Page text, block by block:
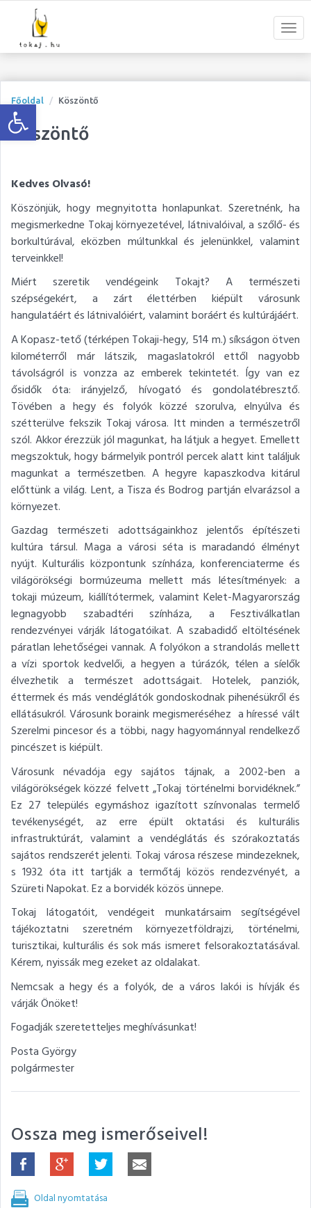
Open toolbar
Főoldal Köszöntő
Köszöntő
Kedves Olvasó!
Köszönjük, hogy megnyitotta honlapunkat. Szeretnénk, ha
megismerkedne Tokaj környezetével, látnivalóival, a szőlő- és
borkultúrával, eközben múltunkkal és jelenünkkel, valamint
terveinkkel!
Miért szeretik vendégeink Tokajt? A természeti
szépségekért, a zárt élettérben kiépült városunk
hangulatáért és látnivalóiért, valamint boráért és kultúrájáért.
A Kopasz-tető (térképen Tokaji-hegy, 514 m.) síkságon ötven
kilométerről már látszik, magaslatokról ettől nagyobb
távolságról is vonzza az emberek tekintetét. Így van ez
ősidők óta: irányjelző, hívogató és gondolatébresztő.
Tövében a hegy és folyók közzé szorulva, elnyúlva és
szétterülve fekszik Tokaj városa. Itt minden a természetről
szól. Akkor érezzük jól magunkat, ha látjuk a hegyet. Emellett
megszoktuk, hogy bármelyik pontról percek alatt kint találjuk
magunkat a természetben. A hegyre kapaszkodva kitárul
előttünk a világ. Lent, a Tisza és Bodrog partján elvarázsol a
környezet.
Gazdag természeti adottságainkhoz jelentős építészeti
kultúra társul. Maga a városi séta is maradandó élményt
nyújt. Kulturális központunk színháza, konferenciaterme és
világörökségi bormúzeuma mellett más létesítmények: a
tokaji múzeum, kiállítótermek, valamint Kelet-Magyarország
legnagyobb szabadtéri színháza, a Fesztiválkatlan
rendezvényei várják látogatóikat. A szabadidő eltöltésének
páratlan lehetőségei vannak. A folyókon a strandolás mellett
a vízi sportok kedvelői, a hegyen a túrázók, télen a síelők
élvezhetik a természet adottságait. Hotelek, panziók,
éttermek és más vendéglátók gondoskodnak pihenésükről és
ellátásukról. Városunk boraink megismeréséhez a híressé vált
Szerelmi pincesor és a többi, nagy hagyománnyal rendelkező
pincészet is kiépült.
Városunk névadója egy sajátos tájnak, a 2002-ben a
világörökségek közzé felvett „Tokaj történelmi borvidéknek.”
Ez 27 település egymáshoz igazított színvonalas termelő
tevékenységét, az erre épült oktatási és kulturális
infrastruktúrát, valamint a vendéglátás és szórakoztatás
sajátos rendszerét jelenti. Tokaj városa részese mindezeknek,
s 1932 óta itt tartják a termőtáj közös rendezvényét, a
Szüreti Napokat. Ez a borvidék közös ünnepe.
Tokaj látogatóit, vendégeit munkatársaim segítségével
tájékoztatni szeretném környezetföldrajzi, történelmi,
turisztikai, kulturális és sok más ismeret felsorakoztatásával.
Kérem, nyissák meg ezeket az oldalakat.
Nemcsak a hegy és a folyók, de a város lakói is hívják és
várják Önöket!
Fogadják szeretetteljes meghívásunkat!
Posta György
polgármester
Ossza meg ismerőseivel!
Oldal nyomtatása